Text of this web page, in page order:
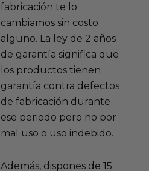
fabricación te lo
cambiamos sin costo
alguno. La ley de 2 años
de garantía significa que
los productos tienen
garantía contra defectos
de fabricación durante
ese periodo pero no por
mal uso o uso indebido.
Además, dispones de 15